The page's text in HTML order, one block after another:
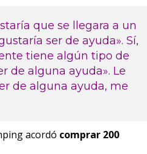
que se llegara a un
ser de ayuda». Sí,
tiene algún tipo de
de alguna ayuda». Le
de alguna ayuda, me
acordó comprar 200